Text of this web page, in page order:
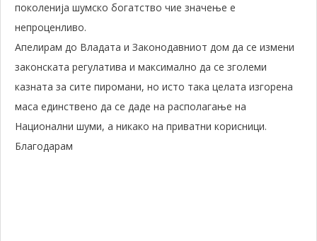
поколенија шумско богатство чие значење е
непроценливо.
Апелирам до Владата и Законодавниот дом да се измени
законската регулатива и максимално да се зголеми
казната за сите пиромани, но исто така целата изгорена
маса единствено да се даде на располагање на
Национални шуми, а никако на приватни корисници.
Благодарам